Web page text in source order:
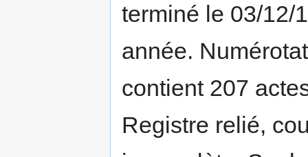
terminé le 03/12/
année.
contient 207
Registre relié,